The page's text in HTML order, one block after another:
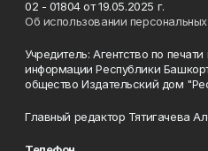
02 - 01804 от 19.05.2025 г.
Об использовании
Учредитель: Агентство по
информации Республики
общество Издательский дом
Главный редактор Тятигачева